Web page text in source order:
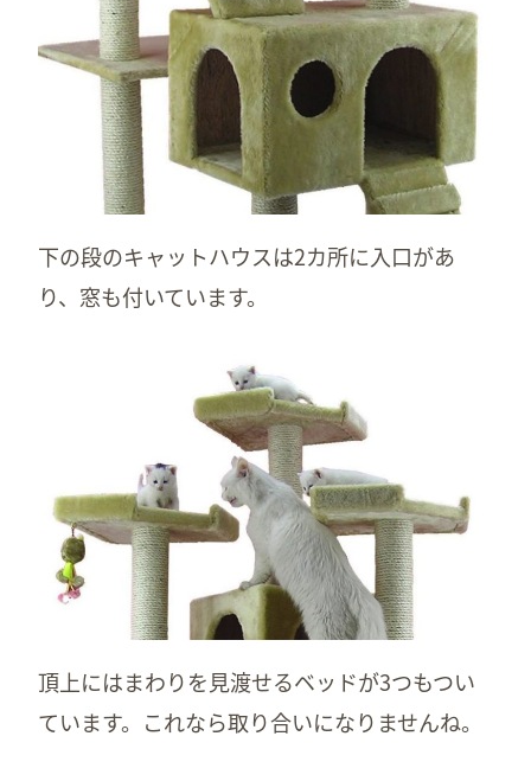
下の段のキャットハウスは2カ所に入口があ
り、窓も付いています。
頂上にはまわりを見渡せるベッドが3つもつい
ています。これなら取り合いになりませんね。